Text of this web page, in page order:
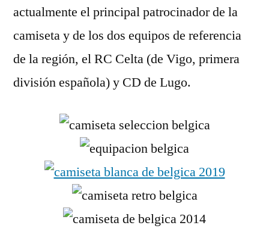
actualmente el principal patrocinador de la
camiseta y de los dos equipos de referencia
de la región, el RC Celta (de Vigo, primera
división española) y CD de Lugo.